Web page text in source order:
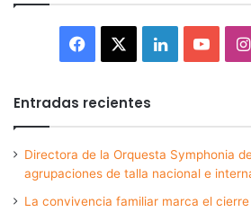
Facebook LinkedIn
Entradas recientes
Directora de la Orquesta Symphonia
agrupaciones de talla nacional e
La convivencia familiar marca el